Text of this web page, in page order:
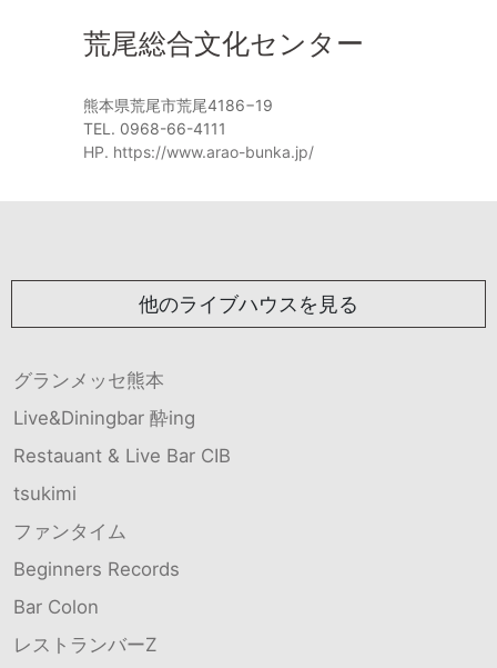
荒尾総合文化センター
熊本県荒尾市荒尾4186−19
TEL. 0968-66-4111
HP. https://www.arao-bunka.jp/
他のライブハウスを見る
グランメッセ熊本
Live&Diningbar 酔ing
Restauant & Live Bar CIB
tsukimi
ファンタイム
Beginners Records
Bar Colon
レストランバーZ